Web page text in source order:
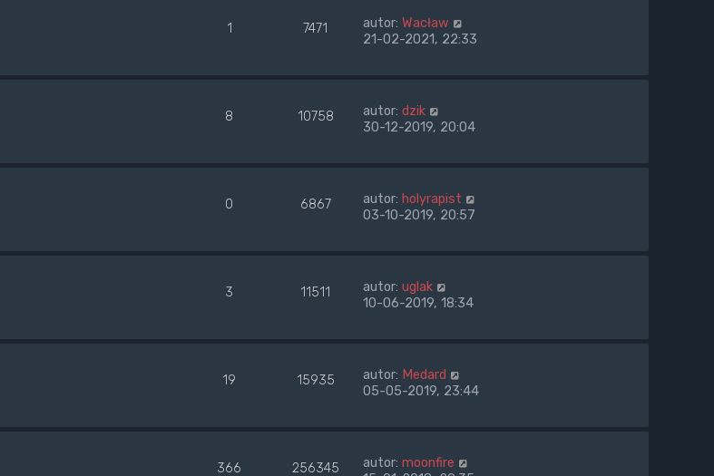
1 7471 autor: Wacław
21-02-2021, 22:33
8 10758 autor: dzik
30-12-2019, 20:04
0 6867 autor: holyrapist
03-10-2019, 20:57
3 11511 autor: uglak
10-06-2019, 18:34
19 15935 autor: Medard
05-05-2019, 23:44
366 256345 autor: moonfire